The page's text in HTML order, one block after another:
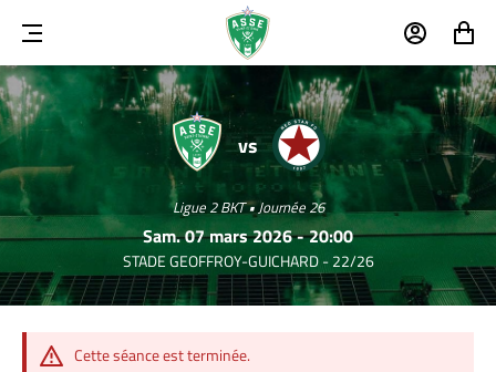
MENU MON
COMPTE
MON
PANIER
SAINT-
ETIENNEvs
RED
STAR
FC
Ligue 2 BKT • Journée 26
Sam. 07 mars 2026 - 20:00
STADE GEOFFROY-GUICHARD - 22/26
Cette séance est terminée.